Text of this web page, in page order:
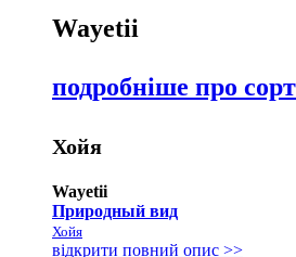
Wayetii
подробніше про
Хойя
Wayetii
Природный вид
Хойя
відкрити повний опис >>